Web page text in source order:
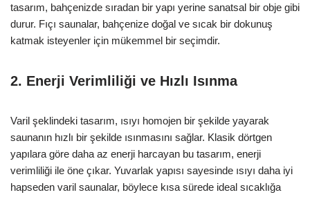
tasarım, bahçenizde sıradan bir yapı yerine sanatsal bir obje gibi
durur. Fıçı saunalar, bahçenize doğal ve sıcak bir dokunuş
katmak isteyenler için mükemmel bir seçimdir.
2. Enerji Verimliliği ve Hızlı Isınma
Varil şeklindeki tasarım, ısıyı homojen bir şekilde yayarak
saunanın hızlı bir şekilde ısınmasını sağlar. Klasik dörtgen
yapılara göre daha az enerji harcayan bu tasarım, enerji
verimliliği ile öne çıkar. Yuvarlak yapısı sayesinde ısıyı daha iyi
hapseden varil saunalar, böylece kısa sürede ideal sıcaklığa